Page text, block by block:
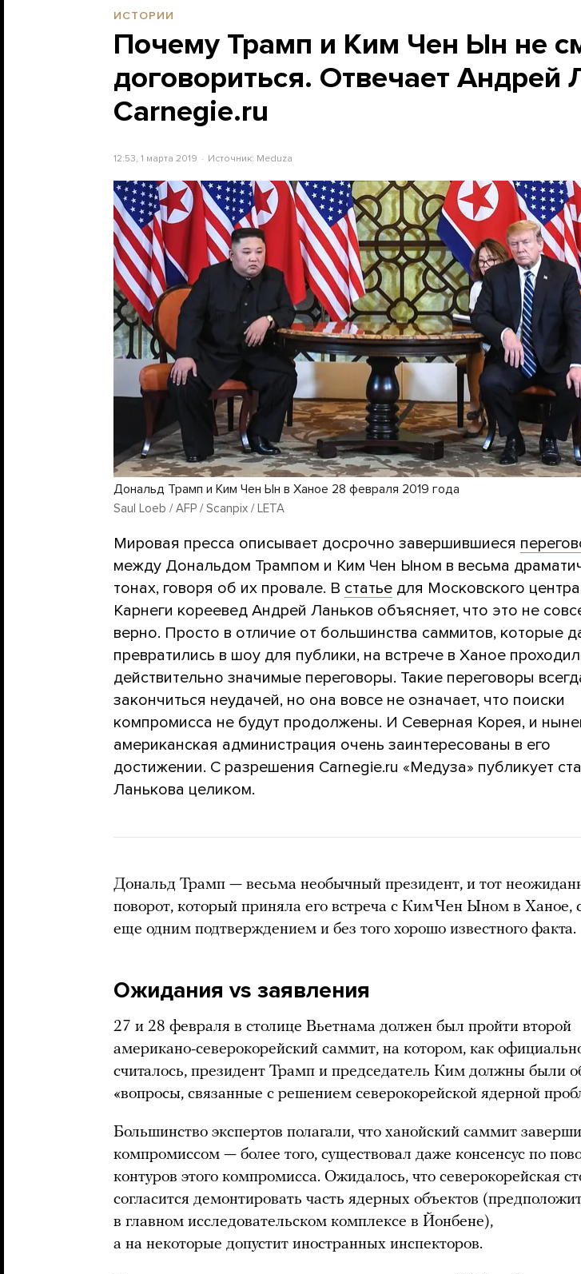
ИСТОРИИ
Почему Трамп и Ким Чен Ын не
договориться. Отвечает Андрей
Carnegie.ru
12:53, 1 марта 2019 Источник: Meduza
Дональд Трамп и Ким Чен Ын в Ханое 28 февраля 2019 года
Saul Loeb / AFP / Scanpix / LETA
Мировая пресса описывает досрочно завершившиеся
между Дональдом Трампом и Ким Чен Ыном в весьма
тонах, говоря об их провале. В статье для Московского центра
Карнеги кореевед Андрей Ланьков объясняет, что это не
верно. Просто в отличие от большинства саммитов, которые
превратились в шоу для публики, на встрече в Ханое
действительно значимые переговоры. Такие переговоры
закончиться неудачей, но она вовсе не означает, что поиски
компромисса не будут продолжены. И Северная Корея, и
американская администрация очень заинтересованы в его
достижении. С разрешения Carnegie.ru «Медуза» публикует
Ланькова целиком.
Дональд Трамп — весьма необычный президент, и тот
поворот, который приняла его встреча c Ким Чен Ыном в Ханое,
еще одним подтверждением и без того хорошо известного факта.
Ожидания vs заявления
27 и 28 февраля в столице Вьетнама должен был пройти второй
американо-северокорейский саммит, на котором, как
считалось, президент Трамп и председатель Ким должны были
«вопросы, связанные с решением северокорейской ядерной
Большинство экспертов полагали, что ханойский саммит
компромиссом — более того, существовал даже консенсус по
контуров этого компромисса. Ожидалось, что северокорейская
согласится демонтировать часть ядерных объектов
в главном исследовательском комплексе в Йонбене),
а на некоторые допустит иностранных инспекторов.